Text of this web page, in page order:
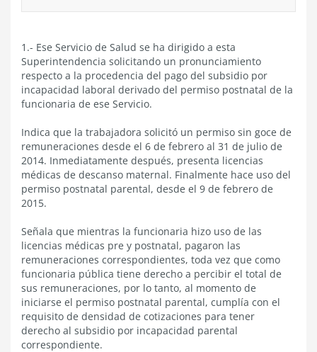
1.- Ese Servicio de Salud se ha dirigido a esta
Superintendencia solicitando un pronunciamiento
respecto a la procedencia del pago del subsidio por
incapacidad laboral derivado del permiso postnatal de la
funcionaria de ese Servicio.
Indica que la trabajadora solicitó un permiso sin goce de
remuneraciones desde el 6 de febrero al 31 de julio de
2014. Inmediatamente después, presenta licencias
médicas de descanso maternal. Finalmente hace uso del
permiso postnatal parental, desde el 9 de febrero de
2015.
Señala que mientras la funcionaria hizo uso de las
licencias médicas pre y postnatal, pagaron las
remuneraciones correspondientes, toda vez que como
funcionaria pública tiene derecho a percibir el total de
sus remuneraciones, por lo tanto, al momento de
iniciarse el permiso postnatal parental, cumplía con el
requisito de densidad de cotizaciones para tener
derecho al subsidio por incapacidad parental
correspondiente.